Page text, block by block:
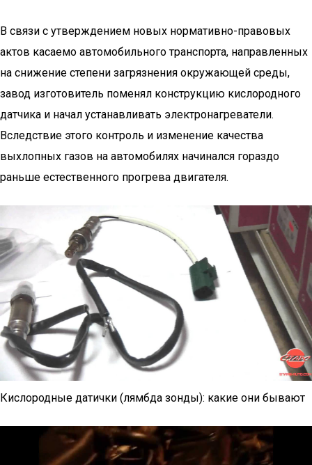
В связи с утверждением новых нормативно-правовых
актов касаемо автомобильного транспорта, направленных
на снижение степени загрязнения окружающей среды,
завод изготовитель поменял конструкцию кислородного
датчика и начал устанавливать электронагреватели.
Вследствие этого контроль и изменение качества
выхлопных газов на автомобилях начинался гораздо
раньше естественного прогрева двигателя.
Кислородные датички (лямбда зонды): какие они бывают